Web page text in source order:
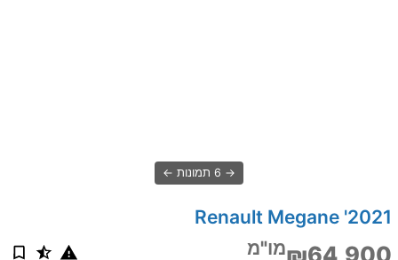
6 תמונות
2021' Renault Megane
מו"מ